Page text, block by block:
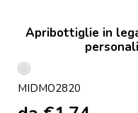
Apribottiglie in
Argento
Opaco
MIDMO2820